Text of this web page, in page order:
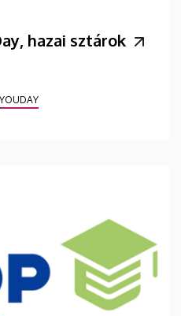
hazai sztárok
YOUDAY